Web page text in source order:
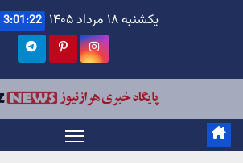
یکشنبه ۱۸ مرداد ۱۴۰۵ 3:01:23 PM